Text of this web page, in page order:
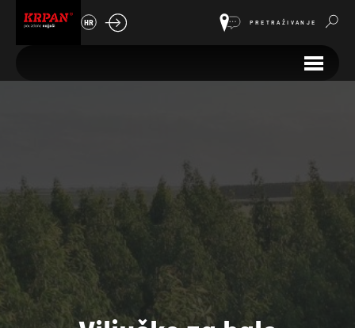
HR PRETRAŽIVANJE